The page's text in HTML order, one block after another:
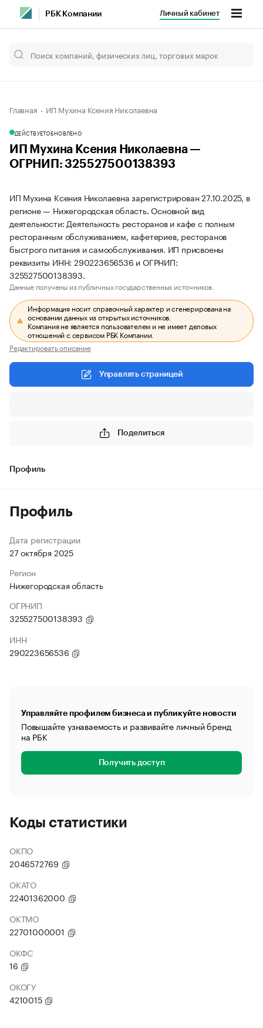
РБК Компании Личный кабинет
Главная ИП Мухина Ксения Николаевна
ДЕЙСТВУЕТОБНОВЛЕНО
ИП Мухина Ксения Николаевна —
ОГРНИП: 325527500138393
ИП Мухина Ксения Николаевна зарегистрирован 27.10.2025, в
регионе — Нижегородская область. Основной вид
деятельности: Деятельность ресторанов и кафе с полным
ресторанным обслуживанием, кафетериев, ресторанов
быстрого питания и самообслуживания. ИП присвоены
реквизиты ИНН: 290223656536 и ОГРНИП:
325527500138393.
Данные получены из публичных государственных источников.
Информация носит справочный характер и сгенерирована на
основании данных из открытых источников.
Компания не является пользователем и не имеет деловых
отношений с сервисом РБК Компании.
Редактировать описание
Управлять страницей
Поделиться
Профиль
Профиль
Дата регистрации
27 октября 2025
Регион
Нижегородская область
ОГРНИП
325527500138393
ИНН
290223656536
Управляйте профилем бизнеса и публикуйте новости
Повышайте узнаваемость и развивайте личный бренд
на РБК
Получить доступ
Коды статистики
ОКПО
2046572769
ОКАТО
22401362000
ОКТМО
22701000001
ОКФС
16
ОКОГУ
4210015